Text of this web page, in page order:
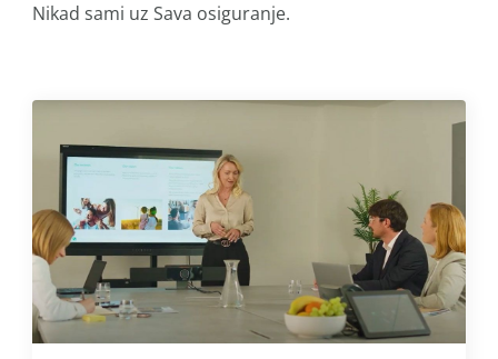
Nikad sami uz Sava osiguranje.